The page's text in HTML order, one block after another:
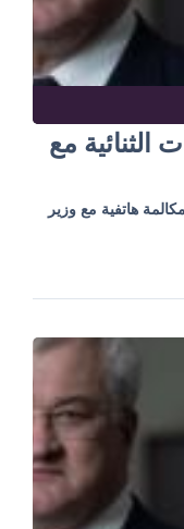
الثنائية مع
هاتفية مع وزير